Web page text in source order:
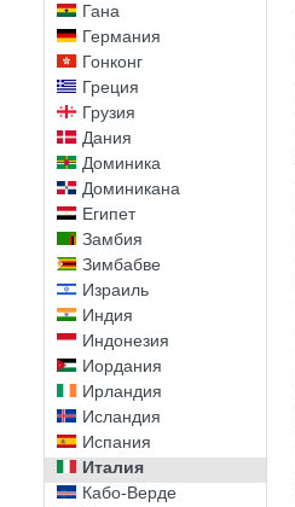
Гана
Германия
Гонконг
Греция
Грузия
Дания
Доминика
Доминикана
Египет
Замбия
Зимбабве
Израиль
Индия
Индонезия
Иордания
Ирландия
Исландия
Испания
Италия
Кабо-Верде